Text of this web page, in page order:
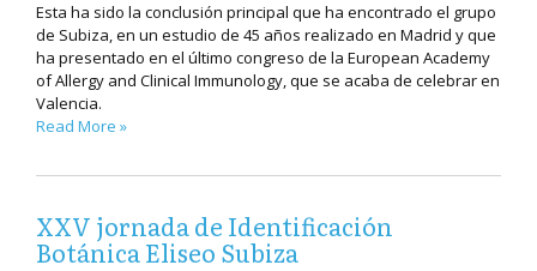
Esta ha sido la conclusión principal que ha encontrado el grupo
de Subiza, en un estudio de 45 años realizado en Madrid y que
ha presentado en el último congreso de la European Academy
of Allergy and Clinical Immunology, que se acaba de celebrar en
Valencia.
Read More »
XXV jornada de Identificación
Botánica Eliseo Subiza